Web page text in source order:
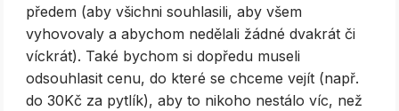
předem (aby všichni souhlasili, aby všem
vyhovovaly a abychom nedělali žádné dvakrát či
víckrát). Také bychom si dopředu museli
odsouhlasit cenu, do které se chceme vejít (např.
do 30Kč za pytlík), aby to nikoho nestálo víc, než